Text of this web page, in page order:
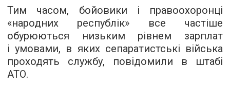
Тим часом, бойовики і правоохоронці
«народних республік» все частіше
обурюються низьким рівнем зарплат
і умовами, в яких сепаратистські війська
проходять службу, повідомили в штабі
АТО.